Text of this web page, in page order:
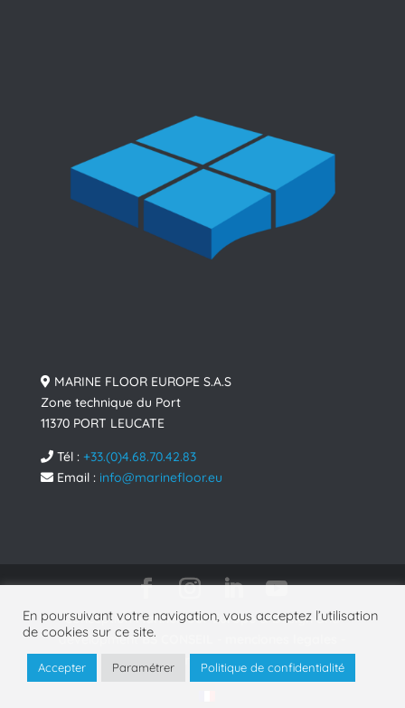
MARINE FLOOR EUROPE S.A.S
Zone technique du Port
11370 PORT LEUCATE
Tél : +33.(0)4.68.70.42.83
Email : info@marinefloor.eu
ConceptionMarineFloor Europe& Design and
developmentBS CONSEIL
politica de privacidad
- © 2025
En poursuivant votre navigation, vous acceptez l’utilisation
de cookies sur ce site.
Accepter Paramétrer Politique de confidentialité